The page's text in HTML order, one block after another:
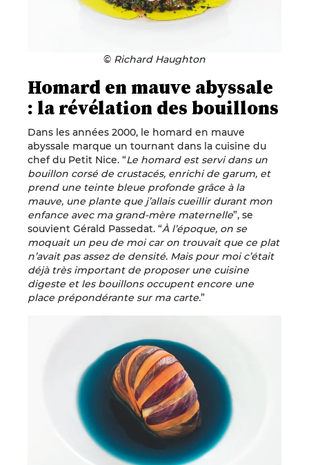
© Richard Haughton
Homard en mauve abyssale
: la révélation des bouillons
Dans les années 2000, le homard en mauve
abyssale marque un tournant dans la cuisine du
chef du Petit Nice. “Le homard est servi dans un
bouillon corsé de crustacés, enrichi de garum, et
prend une teinte bleue profonde grâce à la
mauve, une plante que j’allais cueillir durant mon
enfance avec ma grand-mère maternelle”, se
souvient Gérald Passedat. “À l’époque, on se
moquait un peu de moi car on trouvait que ce plat
n’avait pas assez de densité. Mais pour moi c’était
déjà très important de proposer une cuisine
digeste et les bouillons occupent encore une
place prépondérante sur ma carte.”